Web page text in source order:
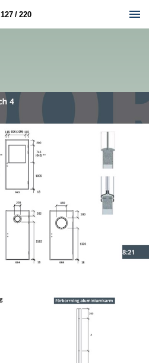
127 / 220